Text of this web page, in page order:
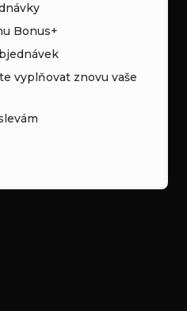
Bonus+
vyplňovat znovu vaše